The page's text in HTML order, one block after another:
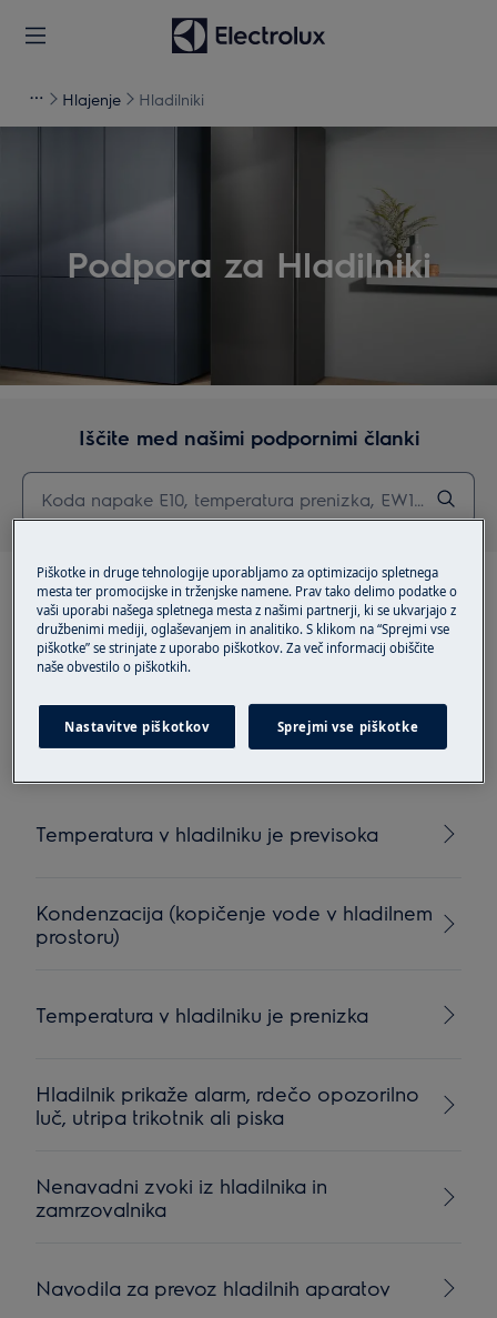
Hlajenje Hladilniki
Podpora za Hladilniki
Iščite med našimi podpornimi članki
Priporočeni članki za
Hladilniki
Temperatura v hladilniku je previsoka
Kondenzacija (kopičenje vode v hladilnem
prostoru)
Temperatura v hladilniku je prenizka
Hladilnik prikaže alarm, rdečo opozorilno
luč, utripa trikotnik ali piska
Nenavadni zvoki iz hladilnika in
zamrzovalnika
Navodila za prevoz hladilnih aparatov
Piškotke in druge tehnologije uporabljamo za optimizacijo spletnega
mesta ter promocijske in trženjske namene. Prav tako delimo podatke o
vaši uporabi našega spletnega mesta z našimi partnerji, ki se ukvarjajo z
družbenimi mediji, oglaševanjem in analitiko. S klikom na “Sprejmi vse
piškotke” se strinjate z uporabo piškotkov. Za več informacij obiščite
naše obvestilo o piškotkih.
Nastavitve piškotkov Sprejmi vse piškotke